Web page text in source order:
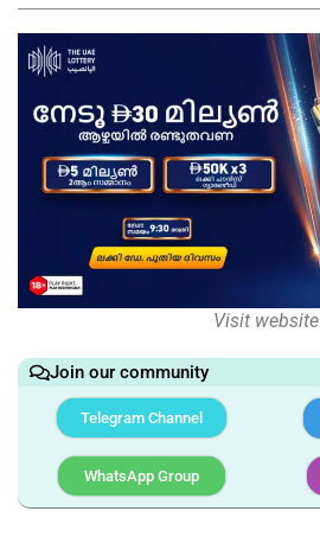
Visit website
Join our community
Telegram Channel
WhatsApp Group